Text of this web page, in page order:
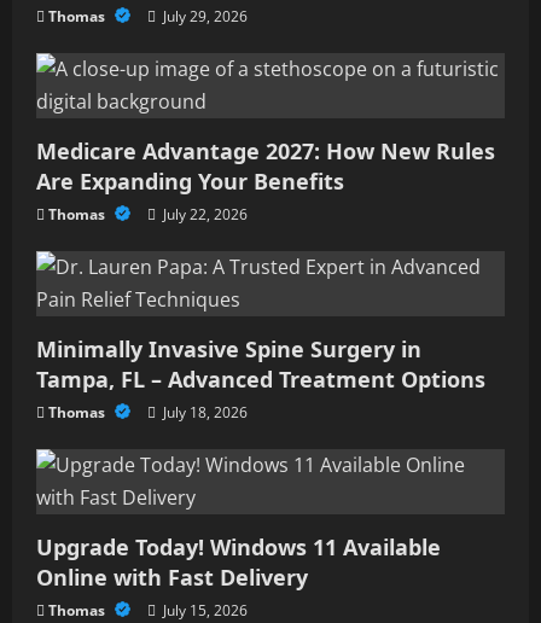
Thomas July 29, 2026
Medicare Advantage 2027: How New Rules
Are Expanding Your Benefits
Thomas July 22, 2026
Minimally Invasive Spine Surgery in
Tampa, FL – Advanced Treatment Options
Thomas July 18, 2026
Upgrade Today! Windows 11 Available
Online with Fast Delivery
Thomas July 15, 2026